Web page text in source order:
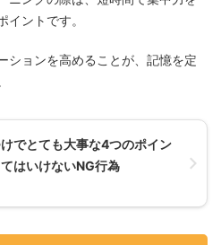
ントです。
ションを高めることが、記憶を定
でとても大事な4つのポイン
てはいけないNG行為